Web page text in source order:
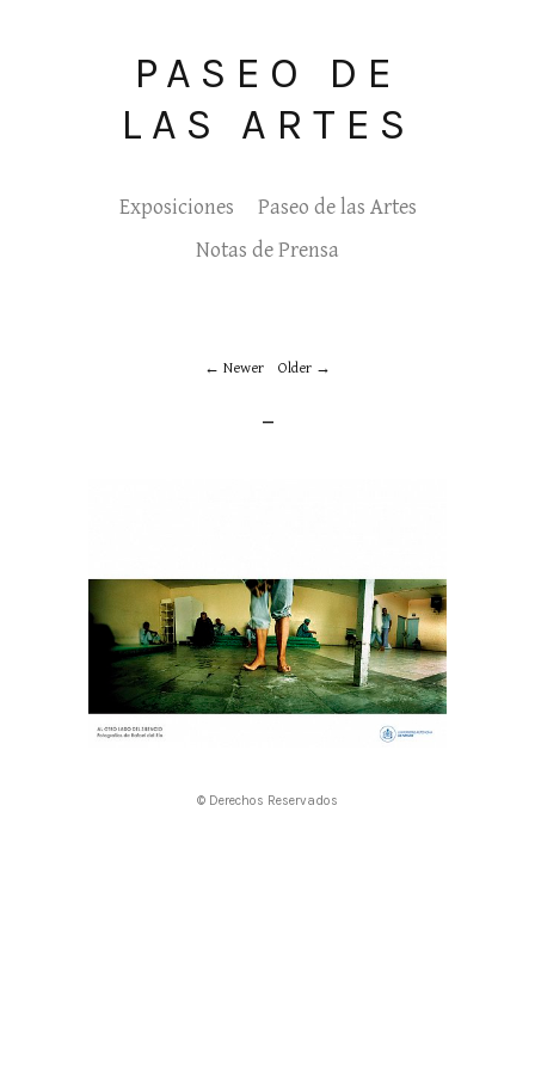
PASEO DE
LAS ARTES
Exposiciones
Paseo de las Artes
Notas de Prensa
Newer Older
_
© Derechos Reservados